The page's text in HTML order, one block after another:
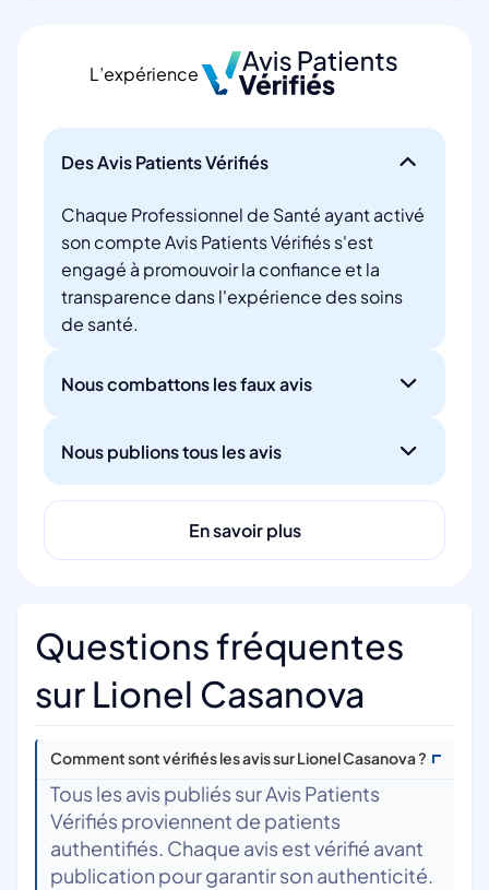
L’expérience
Des Avis Patients Vérifiés
Chaque Professionnel de Santé ayant activé
son compte Avis Patients Vérifiés s'est
engagé à promouvoir la confiance et la
transparence dans l'expérience des soins
de santé.
Nous combattons les faux avis
Nous publions tous les avis
En savoir plus
Questions fréquentes
sur Lionel Casanova
Comment sont vérifiés les avis sur Lionel Casanova ?
Tous les avis publiés sur Avis Patients
Vérifiés proviennent de patients
authentifiés. Chaque avis est vérifié avant
publication pour garantir son authenticité.